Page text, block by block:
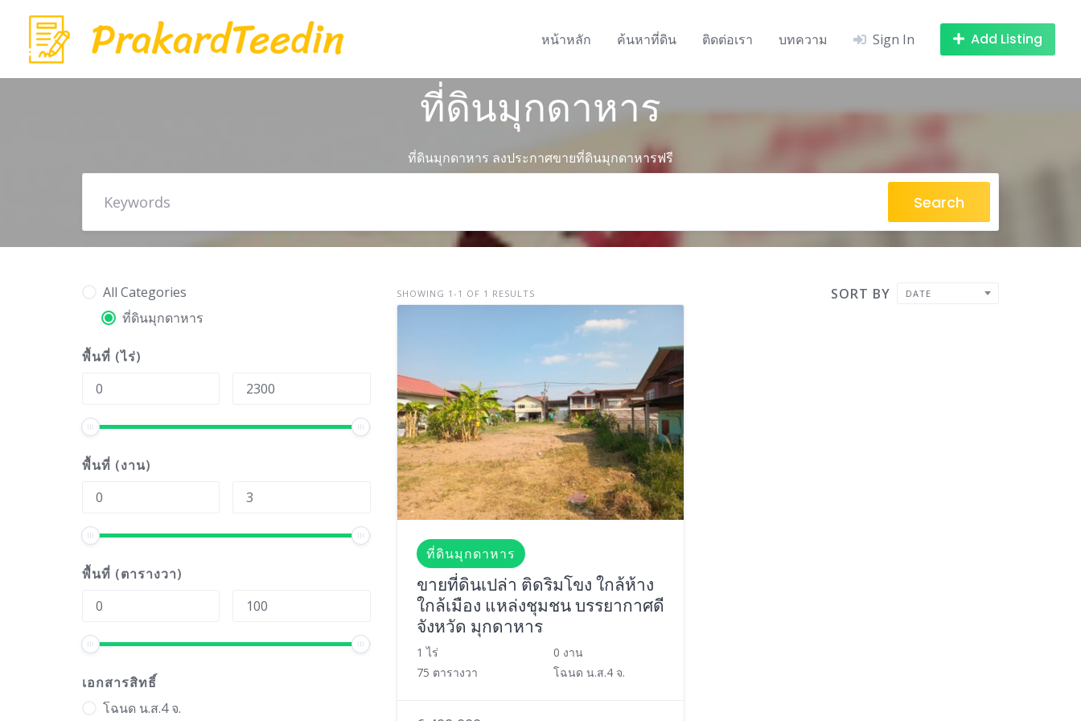
content
หน้าหลัก ค้นหาที่ดิน ติดต่อเรา บทความ Sign In Add Listing
ที่ดินมุกดาหาร
ที่ดินมุกดาหาร ลงประกาศขายที่ดินมุกดาหารฟรี
Search
All Categories
ที่ดินมุกดาหาร
พื้นที่ (ไร่)
พื้นที่ (งาน)
พื้นที่ (ตารางวา)
เอกสารสิทธิ์
โฉนด น.ส.4 จ.
SHOWING 1-1 OF 1 RESULTS SORT BY DATE
ที่ดินมุกดาหาร
ขายที่ดินเปล่า ติดริมโขง ใกล้ห้าง
ใกล้เมือง แหล่งชุมชน บรรยากาศดี
จังหวัด มุกดาหาร
1 ไร่
0 งาน
75 ตารางวา
โฉนด น.ส.4 จ.